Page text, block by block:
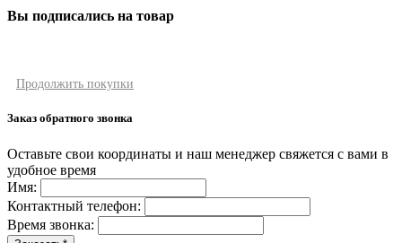
Вы подписались на товар
Продолжить покупки
Заказ обратного звонка
Оставьте свои координаты и наш менеджер свяжется с вами в
удобное время
Имя:
Контактный телефон:
Время звонка: